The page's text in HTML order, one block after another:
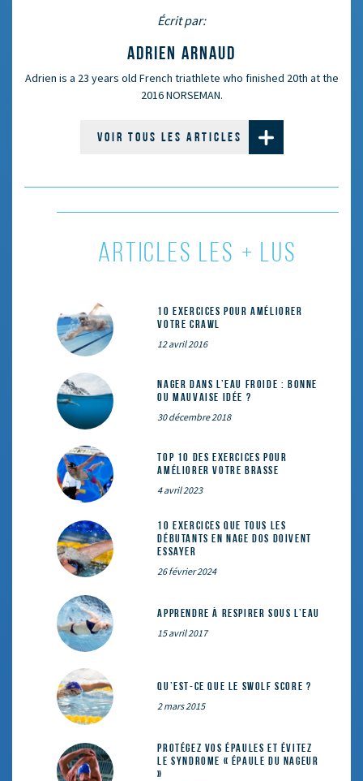
Écrit par:
ADRIEN ARNAUD
Adrien is a 23 years old French triathlete who finished 20th at the
2016 NORSEMAN.
VOIR TOUS LES ARTICLES
ARTICLES LES + LUS
10 exercices pour améliorer
votre crawl
12 avril 2016
Nager dans l’eau froide : bonne
ou mauvaise idée ?
30 décembre 2018
Top 10 des exercices pour
améliorer votre brasse
4 avril 2023
10 exercices que tous les
débutants en nage dos doivent
essayer
26 février 2024
Apprendre à respirer sous l’eau
15 avril 2017
Qu’est-ce que le SWOLF SCORE ?
2 mars 2015
Protégez vos épaules et évitez
le syndrome « épaule du nageur
»